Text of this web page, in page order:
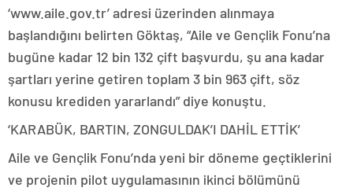
‘www.aile.gov.tr’ adresi üzerinden alınmaya
başlandığını belirten Göktaş, “Aile ve Gençlik Fonu’na
bugüne kadar 12 bin 132 çift başvurdu, şu ana kadar
şartları yerine getiren toplam 3 bin 963 çift, söz
konusu krediden yararlandı” diye konuştu.
‘KARABÜK, BARTIN, ZONGULDAK’I DAHİL ETTİK’
Aile ve Gençlik Fonu’nda yeni bir döneme geçtiklerini
ve projenin pilot uygulamasının ikinci bölümünü